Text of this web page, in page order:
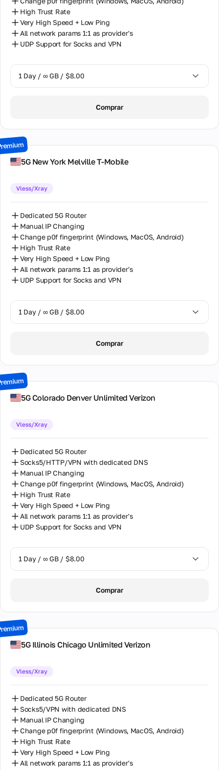
High Trust Rate
Very High Speed + Low Ping
All network params 1:1 as provider's
UDP Support for Socks and VPN
1 Day / ∞ GB / $8.00
3 Days / ∞ GB / $21.00
30 Days / ∞ GB / $162.00
Comprar
5G New York Melville T-Mobile
Vless/Xray
Dedicated 5G Router
Manual IP Changing
Change p0f fingerprint (Windows, MacOS, Android)
High Trust Rate
Very High Speed + Low Ping
All network params 1:1 as provider's
UDP Support for Socks and VPN
1 Day / ∞ GB / $8.00
3 Days / ∞ GB / $21.00
30 Days / ∞ GB / $162.00
Comprar
5G Colorado Denver Unlimited Verizon
Vless/Xray
Dedicated 5G Router
Socks5/HTTP/VPN with dedicated DNS
Manual IP Changing
Change p0f fingerprint (Windows, MacOS, Android)
High Trust Rate
Very High Speed + Low Ping
All network params 1:1 as provider's
UDP Support for Socks and VPN
1 Day / ∞ GB / $8.00
3 Days / ∞ GB / $21.00
30 Days / ∞ GB / $162.00
Comprar
5G Illinois Chiсago Unlimited Verizon
Vless/Xray
Dedicated 5G Router
Socks5/VPN with dedicated DNS
Manual IP Changing
Change p0f fingerprint (Windows, MacOS, Android)
High Trust Rate
Very High Speed + Low Ping
All network params 1:1 as provider's